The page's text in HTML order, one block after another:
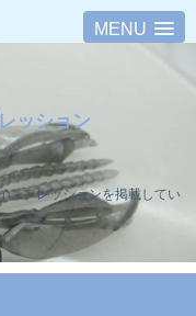
MENU
ッション
ンプレッションを掲載してい